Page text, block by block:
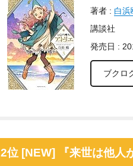
著者 : 白浜
講談社
発売日 :
ブクロ
2位 [NEW] 『来世は他人